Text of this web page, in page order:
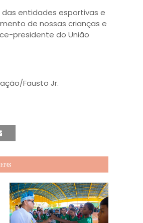
entidades esportivas e
de nossas crianças e
presidente do União
Fausto Jr.